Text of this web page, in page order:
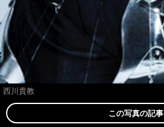
西川貴教
この写真の記事